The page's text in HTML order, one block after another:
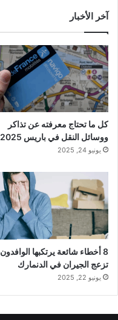
آخر الأخبار
كل ما تحتاج معرفته عن تذاكر
ووسائل النقل في باريس 2025
يونيو 24, 2025
8 أخطاء شائعة يرتكبها الوافدون
تزعج الجيران في الدنمارك
يونيو 22, 2025